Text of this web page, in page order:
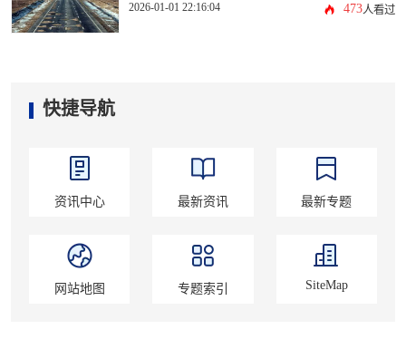
2026-01-01 22:16:04 473人看过
快捷导航
资讯中心 最新资讯 最新专题
网站地图 专题索引 SiteMap